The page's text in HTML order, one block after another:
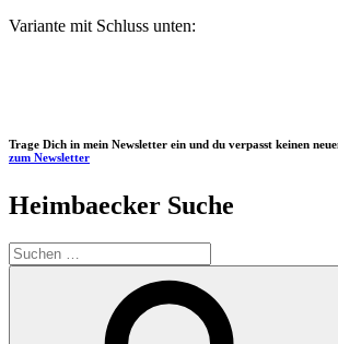
Variante mit Schluss unten:
Trage Dich in mein Newsletter ein und du verpasst keinen
zum Newsletter
Heimbaecker Suche
Suchen
nach: